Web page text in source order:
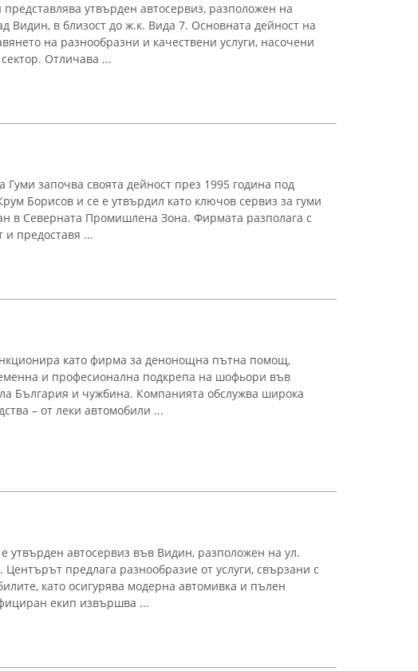
утвърден автосервиз, разположен на
Видин, в близост до ж.к. Вида 7. Основната дейност на
на разнообразни и качествени услуги, насочени
Отличава ...
Гуми започва своята дейност през 1995 година под
Борисов и се е утвърдил като ключов сервиз за гуми
в Северната Промишлена Зона. Фирмата разполага с
и предоставя ...
като фирма за денонощна пътна помощ,
и професионална подкрепа на шофьори във
България и чужбина. Компанията обслужва широка
– от леки автомобили ...
утвърден автосервиз във Видин, разположен на ул.
Центърът предлага разнообразие от услуги, свързани с
като осигурява модерна автомивка и пълен
екип извършва ...